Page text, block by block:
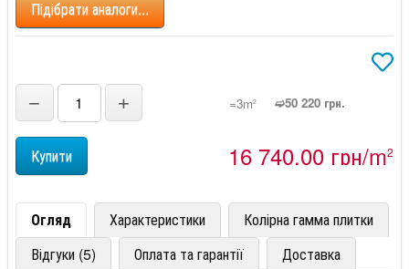
Підібрати аналоги...
− + =3m2 ➫50 220 грн.
16 740,00 грн/m2
Огляд Характеристики
Колірна гамма плитки
Відгуки (5)
Оплата та гарантії Доставка